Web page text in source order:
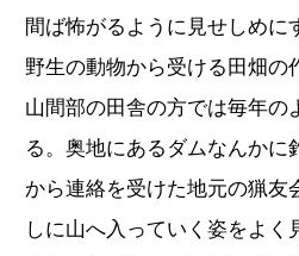
間ば怖がるように見せしめに
野生の動物から受ける田畑の
山間部の田舎の方では毎年の
る。奥地にあるダムなんかに
から連絡を受けた地元の猟友
しに山へ入っていく姿をよく